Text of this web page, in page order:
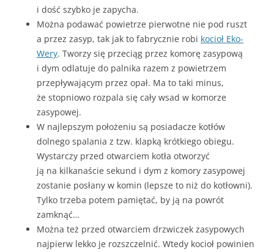
i dość szybko je zapycha.
Można podawać powietrze pierwotne nie pod ruszt
a przez zasyp, tak jak to fabrycznie robi kocioł Eko-
Wery. Tworzy się przeciąg przez komorę zasypową
i dym odlatuje do palnika razem z powietrzem
przepływającym przez opał. Ma to taki minus,
że stopniowo rozpala się cały wsad w komorze
zasypowej.
W najlepszym położeniu są posiadacze kotłów
dolnego spalania z tzw. klapką krótkiego obiegu.
Wystarczy przed otwarciem kotła otworzyć
ją na kilkanaście sekund i dym z komory zasypowej
zostanie posłany w komin (lepsze to niż do kotłowni).
Tylko trzeba potem pamiętać, by ją na powrót
zamknąć…
Można też przed otwarciem drzwiczek zasypowych
najpierw lekko je rozszczelnić. Wtedy kocioł powinien